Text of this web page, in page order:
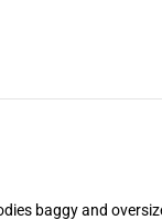
baggy and